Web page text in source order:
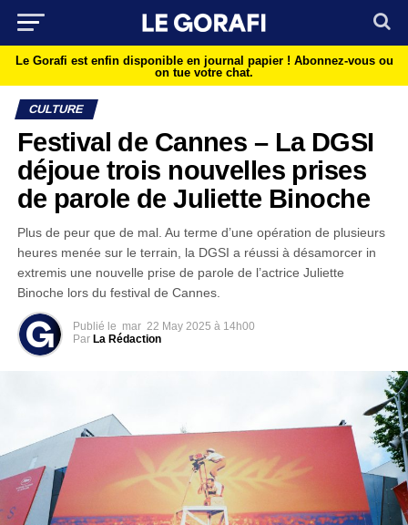
Le Gorafi est enfin disponible en journal papier ! Abonnez-vous ou
on tue votre chat.
CULTURE
Festival de Cannes – La DGSI
déjoue trois nouvelles prises
de parole de Juliette Binoche
Plus de peur que de mal. Au terme d’une opération de plusieurs
heures menée sur le terrain, la DGSI a réussi à désamorcer in
extremis une nouvelle prise de parole de l’actrice Juliette
Binoche lors du festival de Cannes.
Publié le mar 22 May 2025 à 14h00
Par La Rédaction